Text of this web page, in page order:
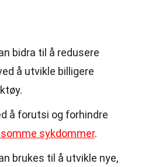
bidra til å redusere
å utvikle billigere
å forutsi og forhindre
sykdommer.
brukes til å utvikle nye,